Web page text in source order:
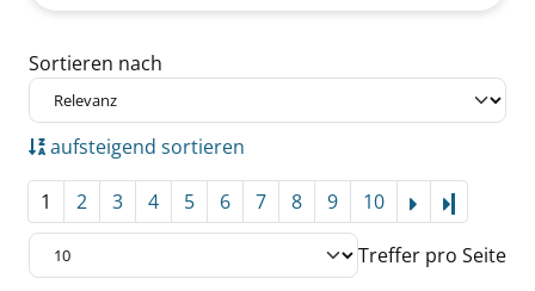
Zu den Suchfiltern springen
Sortieren nach
aufsteigend sortieren
1 2 3 4 5 6 7 8 9 10
Treffer pro Seite